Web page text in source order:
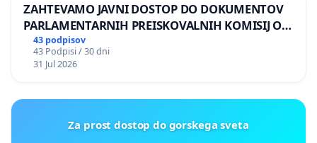
ZAHTEVAMO JAVNI DOSTOP DO DOKUMENTOV
PARLAMENTARNIH PREISKOVALNIH KOMISIJ O
ILEGALNI TRGOVINI Z OROŽJEM
43 podpisov
43 Podpisi / 30 dni
31 Jul 2026
Za prost dostop do gorskega sveta